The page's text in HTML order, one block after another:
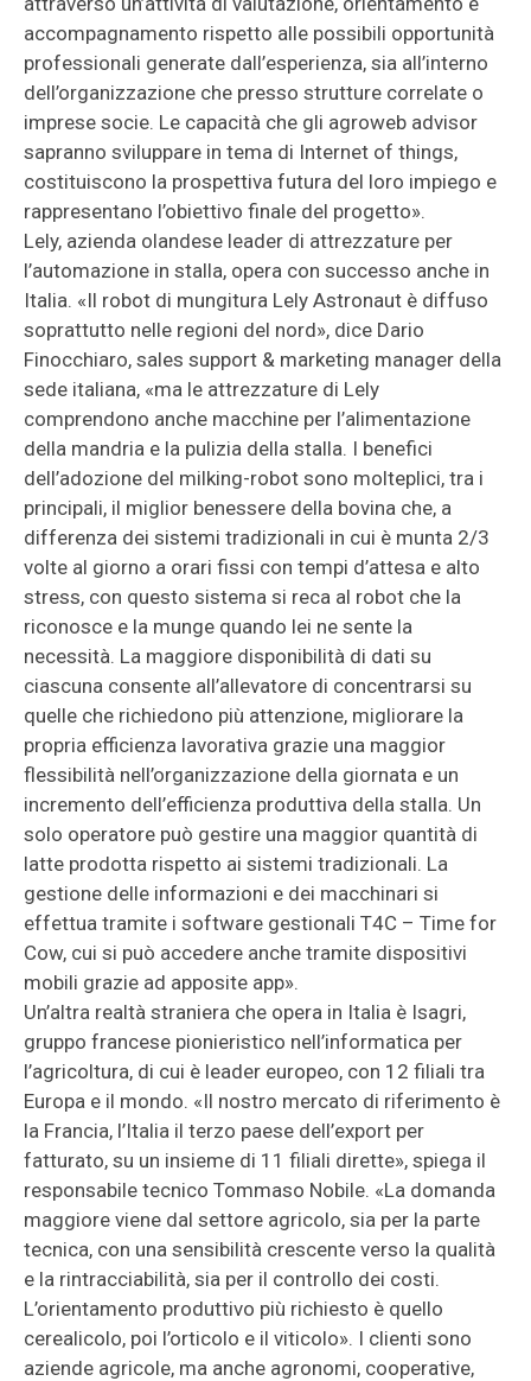
accompagnamento rispetto alle possibili opportunità
professionali generate dall’esperienza, sia all’interno
dell’organizzazione che presso strutture correlate o
imprese socie. Le capacità che gli agroweb advisor
sapranno sviluppare in tema di Internet of things,
costituiscono la prospettiva futura del loro impiego e
rappresentano l’obiettivo finale del progetto».
Lely, azienda olandese leader di attrezzature per
l’automazione in stalla, opera con successo anche in
Italia. «Il robot di mungitura Lely Astronaut è diffuso
soprattutto nelle regioni del nord», dice Dario
Finocchiaro, sales support & marketing manager della
sede italiana, «ma le attrezzature di Lely
comprendono anche macchine per l’alimentazione
della mandria e la pulizia della stalla. I benefici
dell’adozione del milking-robot sono molteplici, tra i
principali, il miglior benessere della bovina che, a
differenza dei sistemi tradizionali in cui è munta 2/3
volte al giorno a orari fissi con tempi d’attesa e alto
stress, con questo sistema si reca al robot che la
riconosce e la munge quando lei ne sente la
necessità. La maggiore disponibilità di dati su
ciascuna consente all’allevatore di concentrarsi su
quelle che richiedono più attenzione, migliorare la
propria efficienza lavorativa grazie una maggior
flessibilità nell’organizzazione della giornata e un
incremento dell’efficienza produttiva della stalla. Un
solo operatore può gestire una maggior quantità di
latte prodotta rispetto ai sistemi tradizionali. La
gestione delle informazioni e dei macchinari si
effettua tramite i software gestionali T4C – Time for
Cow, cui si può accedere anche tramite dispositivi
mobili grazie ad apposite app».
Un’altra realtà straniera che opera in Italia è Isagri,
gruppo francese pionieristico nell’informatica per
l’agricoltura, di cui è leader europeo, con 12 filiali tra
Europa e il mondo. «Il nostro mercato di riferimento è
la Francia, l’Italia il terzo paese dell’export per
fatturato, su un insieme di 11 filiali dirette», spiega il
responsabile tecnico Tommaso Nobile. «La domanda
maggiore viene dal settore agricolo, sia per la parte
tecnica, con una sensibilità crescente verso la qualità
e la rintracciabilità, sia per il controllo dei costi.
L’orientamento produttivo più richiesto è quello
cerealicolo, poi l’orticolo e il viticolo». I clienti sono
aziende agricole, ma anche agronomi, cooperative,